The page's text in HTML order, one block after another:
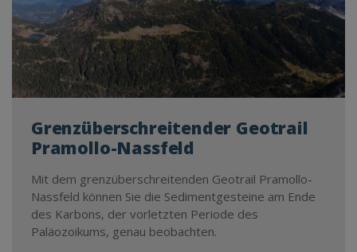
Grenzüberschreitender Geotrail
Pramollo-Nassfeld
Mit dem grenzüberschreitenden Geotrail Pramollo-
Nassfeld können Sie die Sedimentgesteine am Ende
des Karbons, der vorletzten Periode des
Paläozoikums, genau beobachten.